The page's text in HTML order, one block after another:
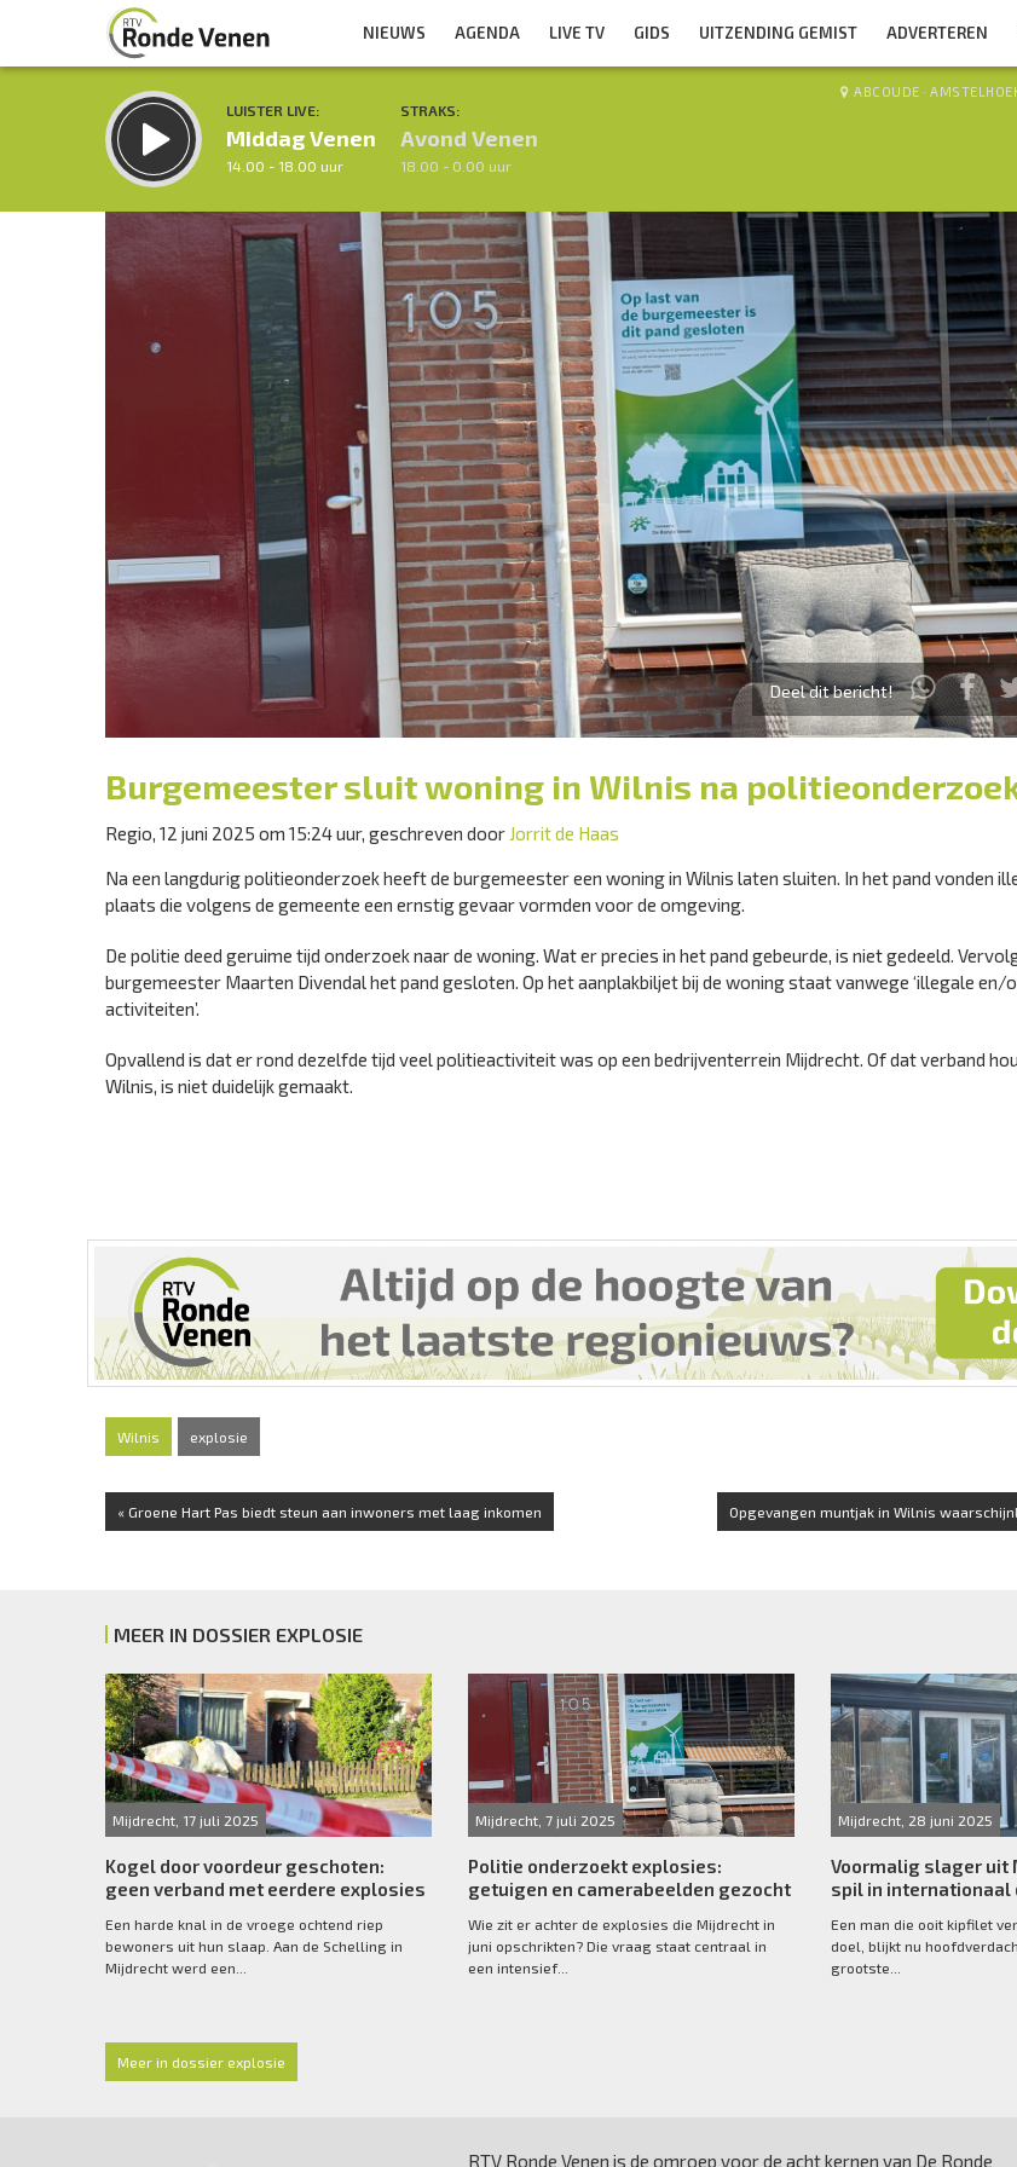
NIEUWS AGENDA LIVE TV GIDS UITZENDING GEMIST ADVERTEREN
LUISTER LIVE:
Middag Venen
14.00 - 18.00 uur
STRAKS:
Avond Venen
18.00 - 0.00 uur
ABCOUDE ·
Inklappen
Deel dit bericht!
Burgemeester sluit woning in Wilnis na
Regio, 12 juni 2025 om 15:24 uur, geschreven door Jorrit de Haas
Na een langdurig politieonderzoek heeft de burgemeester een woning in Wilnis laten sluiten. In het pand vonden
plaats die volgens de gemeente een ernstig gevaar vormden voor de omgeving.
De politie deed geruime tijd onderzoek naar de woning. Wat er precies in het pand gebeurde, is niet gedeeld.
burgemeester Maarten Divendal het pand gesloten. Op het aanplakbiljet bij de woning staat vanwege ‘illegale en/
activiteiten’.
Opvallend is dat er rond dezelfde tijd veel politieactiviteit was op een bedrijventerrein Mijdrecht. Of dat verband
Wilnis, is niet duidelijk gemaakt.
Wilnis explosie
« Groene Hart Pas biedt steun aan inwoners met laag inkomen Opgevangen muntjak in Wilnis
MEER IN DOSSIER EXPLOSIE
Mijdrecht, 17 juli 2025
Kogel door voordeur geschoten:
geen verband met eerdere explosies
Een harde knal in de vroege ochtend riep
bewoners uit hun slaap. Aan de Schelling in
Mijdrecht werd een...
Mijdrecht, 7 juli 2025
Politie onderzoekt explosies:
getuigen en camerabeelden gezocht
Wie zit er achter de explosies die Mijdrecht in
juni opschrikten? Die vraag staat centraal in
een intensief...
Mijdrecht, 28 juni 2025
Voormalig slager uit
spil in
Een man die ooit kipfilet
doel, blijkt nu
grootste...
Meer in dossier explosie
RTV Ronde Venen is de omroep voor de acht kernen van De Ronde